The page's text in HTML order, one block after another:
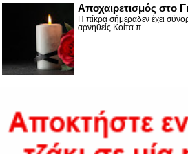
Αποχαιρετισμός στο
Η πίκρα σήμεραδεν έχει
αρνηθείς.Κοίτα π...